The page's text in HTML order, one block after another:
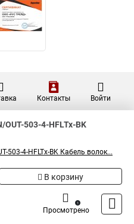
Контакты Войти
OUT-503-4-HFLTx-BK
503-4-HFLTx-BK Кабель волок...
В корзину
Просмотрено
1